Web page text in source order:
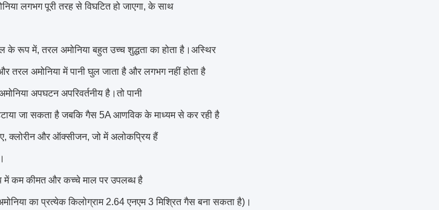
लगभग पूरी तरह से विघटित हो जाएगा, के साथ
रूप में, तरल अमोनिया बहुत उच्च शुद्धता का होता है।अस्थिर
तरल अमोनिया में पानी घुल जाता है और लगभग नहीं होता है
अपघटन अपरिवर्तनीय है।तो पानी
जा सकता है जबकि गैस 5A आणविक के माध्यम से कर रही है
क्लोरीन और ऑक्सीजन, जो में अलोकप्रिय हैं
में कम कीमत और कच्चे माल पर उपलब्ध है
का प्रत्येक किलोग्राम 2.64 एनएम 3 मिश्रित गैस बना सकता है)।